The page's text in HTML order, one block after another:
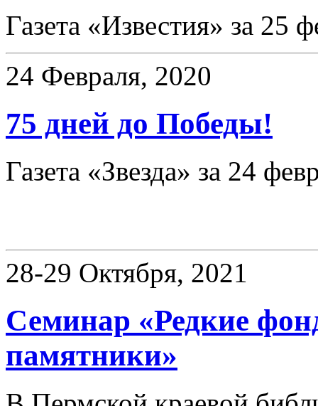
Газета «Известия» за 25
24 Февраля, 2020
75 дней до Победы!
Газета «Звезда» за 24
28-29 Октября, 2021
Семинар «Редкие
памятники»